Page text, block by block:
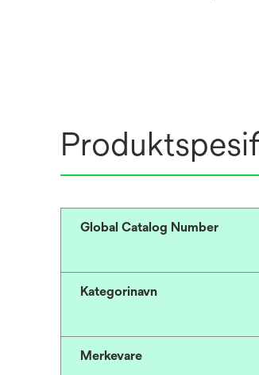
Global Catalog Number
Kategorinavn
Merkevare